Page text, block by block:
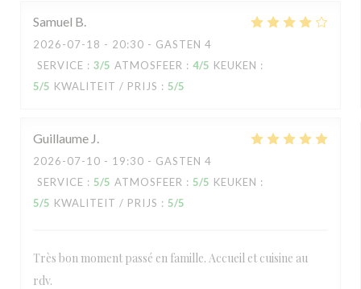
Samuel B
2026-07-18 - 20:30 - GASTEN 4
SERVICE : 3/5 ATMOSFEER : 4/5 KEUKEN :
5/5 KWALITEIT / PRIJS : 5/5
Guillaume J
2026-07-10 - 19:30 - GASTEN 4
SERVICE : 5/5 ATMOSFEER : 5/5 KEUKEN :
5/5 KWALITEIT / PRIJS : 5/5
Très bon moment passé en famille. Accueil et cuisine au
rdv.